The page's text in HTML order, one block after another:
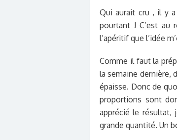
Qui aurait cru , il y a
pourtant ! C’est au
l’apéritif que l’idée
Comme il faut la
la semaine dernière,
épaisse. Donc de
proportions sont
apprécié le résultat,
grande quantité. Un